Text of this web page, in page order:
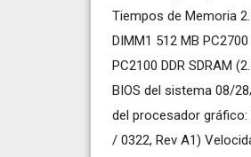
Tiempos de Memoria
DIMM1 512 MB
PC2100 DDR SDRAM
BIOS del sistema 08/
del procesador gráfico:
/ 0322, Rev A1)